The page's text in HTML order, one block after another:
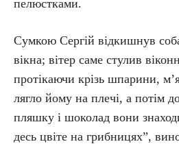
пелюстками.
Сумкою Сергій відкишнув
вікна; вітер саме стулив
протікаючи крізь шпарини,
лягло йому на плечі, а потім
пляшку і шоколад вони
десь цвіте на грибницях”,